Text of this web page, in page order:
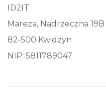
ID2IT
Mareza, Nadrzeczna 19B
82-500 Kwidzyn
NIP: 5811789047